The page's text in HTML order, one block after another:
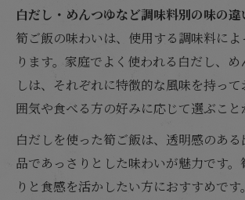
白だし・めんつゆなど調味料別の味の違
筍ご飯の味わいは、使用する調味料に
ります。家庭でよく使われる白だし、
しは、それぞれに特徴的な風味を持っ
囲気や食べる方の好みに応じて選ぶこと
白だしを使った筍ご飯は、透明感のあ
品であっさりとした味わいが魅力です
りと食感を活かしたい方におすすめで